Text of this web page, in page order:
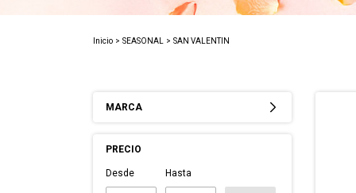
SAN VALENTIN
Inicio > SEASONAL > SAN VALENTIN
MARCA
PRECIO
Desde Hasta